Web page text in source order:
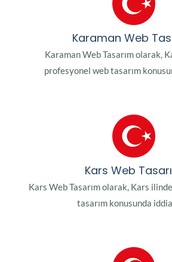
Karaman Web
Karaman Web Tasarım olarak,
profesyonel web tasarım
Kars Web
Kars Web Tasarım olarak, Kars
tasarım konusunda